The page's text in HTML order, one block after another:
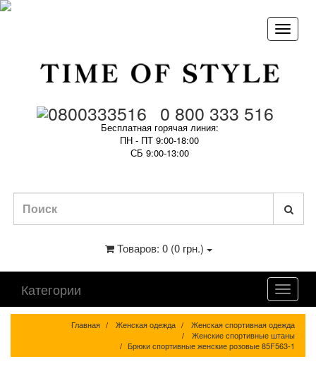
0 800 333 516
Бесплатная горячая линия:
ПН - ПТ 9:00-18:00
СБ 9:00-13:00
Товаров: 0 (0 грн.)
Категории
Главная Женская одежда
Женская спортивная одежда
Женские спортивные штаны
Брюки спортивные женские розовые 85F563-1